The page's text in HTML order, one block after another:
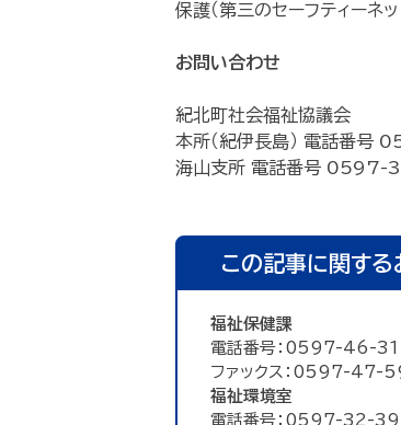
保護（第三のセーフティーネ
お問い合わせ
紀北町社会福祉協議会
本所（紀伊長島） 電話番
海山支所 電話番号
この記事に関す
福祉保健課
電話番号：0597-46-
ファックス：0597-47-
福祉環境室
電話番号：0597-32-